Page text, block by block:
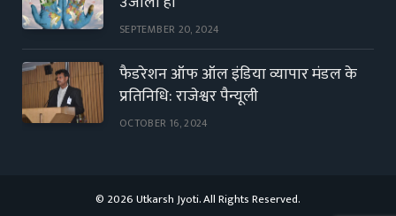
SEPTEMBER 20, 2024
फैडरेशन ऑफ ऑल इंडिया व्यापार मंडल के
प्रतिनिधि: राजेश्वर पैन्यूली
OCTOBER 16, 2024
© 2026 Utkarsh Jyoti. All Rights Reserved.